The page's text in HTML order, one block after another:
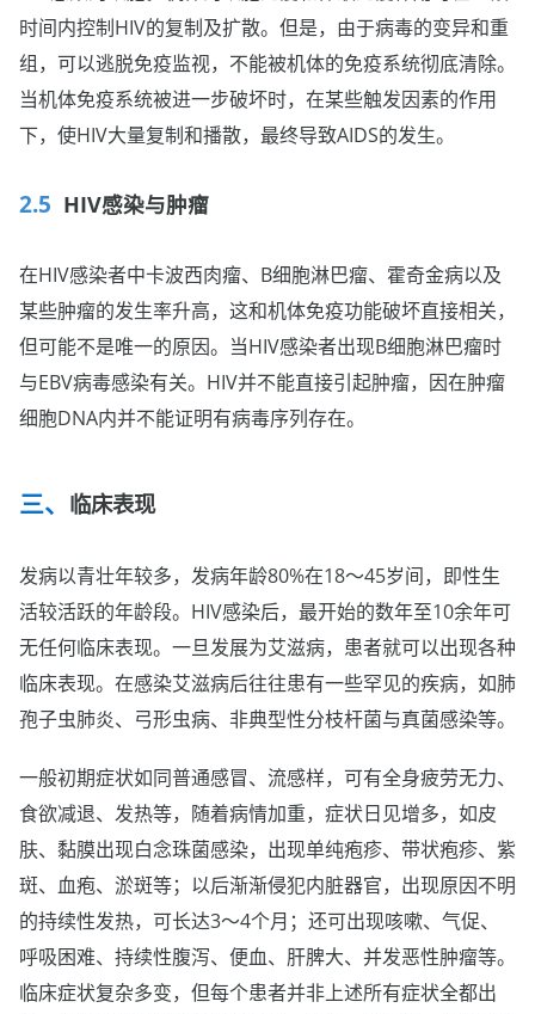
时间内控制HIV的复制及扩散。但是，由于病毒的变异和重
组，可以逃脱免疫监视，不能被机体的免疫系统彻底清除。
当机体免疫系统被进一步破坏时，在某些触发因素的作用
下，使HIV大量复制和播散，最终导致AIDS的发生。
HIV感染与肿瘤
在HIV感染者中卡波西肉瘤、B细胞淋巴瘤、霍奇金病以及
某些肿瘤的发生率升高，这和机体免疫功能破坏直接相关，
但可能不是唯一的原因。当HIV感染者出现B细胞淋巴瘤时
与EBV病毒感染有关。HIV并不能直接引起肿瘤，因在肿瘤
细胞DNA内并不能证明有病毒序列存在。
临床表现
发病以青壮年较多，发病年龄80%在18～45岁间，即性生
活较活跃的年龄段。HIV感染后，最开始的数年至10余年可
无任何临床表现。一旦发展为艾滋病，患者就可以出现各种
临床表现。在感染艾滋病后往往患有一些罕见的疾病，如肺
孢子虫肺炎、弓形虫病、非典型性分枝杆菌与真菌感染等。
一般初期症状如同普通感冒、流感样，可有全身疲劳无力、
食欲减退、发热等，随着病情加重，症状日见增多，如皮
肤、黏膜出现白念珠菌感染，出现单纯疱疹、带状疱疹、紫
斑、血疱、淤斑等；以后渐渐侵犯内脏器官，出现原因不明
的持续性发热，可长达3～4个月；还可出现咳嗽、气促、
呼吸困难、持续性腹泻、便血、肝脾大、并发恶性肿瘤等。
临床症状复杂多变，但每个患者并非上述所有症状全都出